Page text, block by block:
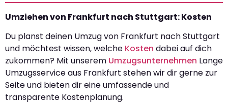
Umziehen von Frankfurt nach Stuttgart: Kosten
Du planst deinen Umzug von Frankfurt nach Stuttgart
und möchtest wissen, welche Kosten dabei auf dich
zukommen? Mit unserem Umzugsunternehmen Lange
Umzugsservice aus Frankfurt stehen wir dir gerne zur
Seite und bieten dir eine umfassende und
transparente Kostenplanung.